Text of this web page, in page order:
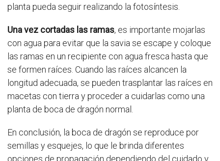
planta pueda seguir realizando la fotosíntesis.
Una vez cortadas las ramas, es importante mojarlas
con agua para evitar que la savia se escape y coloque
las ramas en un recipiente con agua fresca hasta que
se formen raíces. Cuando las raíces alcancen la
longitud adecuada, se pueden trasplantar las raíces en
macetas con tierra y proceder a cuidarlas como una
planta de boca de dragón normal.
En conclusión, la boca de dragón se reproduce por
semillas y esquejes, lo que le brinda diferentes